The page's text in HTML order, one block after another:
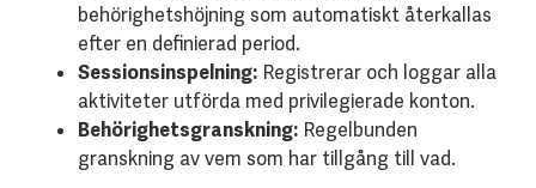
behörighetshöjning som automatiskt återkallas
efter en definierad period.
Sessionsinspelning:Registrerar och loggar alla
aktiviteter utförda med privilegierade konton.
Behörighetsgranskning:Regelbunden
granskning av vem som har tillgång till vad.